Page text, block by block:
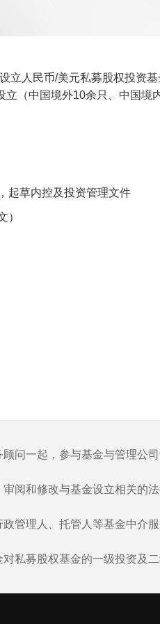
立人民币/美元私募股权投资
立（中国境外10余只、中国境
起草内控及投资管理文件
）
顾问一起，参与基金与管理公
审阅和修改与基金设立相关的法
政管理人、托管人等基金中介
对私募股权基金的一级投资及